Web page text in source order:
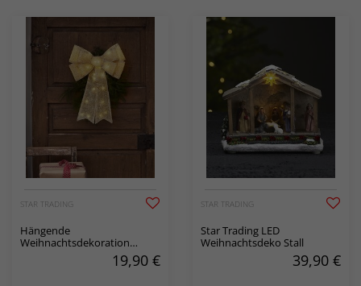
STAR TRADING
Hängende
Weihnachtsdekoration
19,90 €
STAR TRADING
Star Trading LED
Weihnachtsdeko Stall
39,90 €